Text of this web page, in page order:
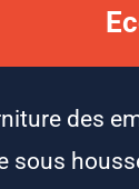
des
sous